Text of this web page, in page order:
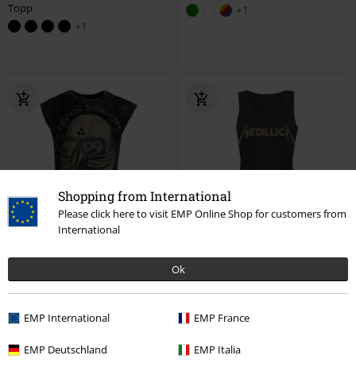
Shopping from International
Please click here to visit EMP Online Shop for customers from
International
Ok
EMP International EMP France
EMP Deutschland EMP Italia
Topp
+1
+1
US Tour 78
Black Sabbath
Linnen
Hetfield Iron Cross Guitar
Metallica